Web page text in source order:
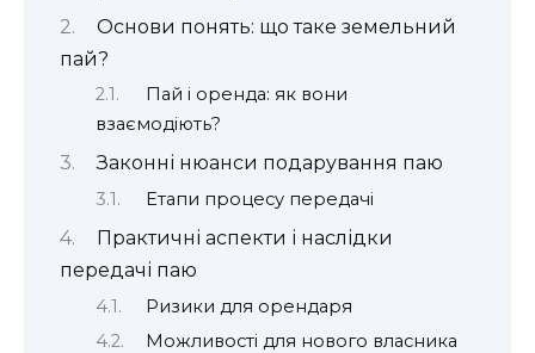
Основи понять: що таке земельний
пай?
Пай і оренда: як вони
взаємодіють?
Законні нюанси подарування паю
Етапи процесу передачі
Практичні аспекти і наслідки
передачі паю
Ризики для орендаря
Можливості для нового власника